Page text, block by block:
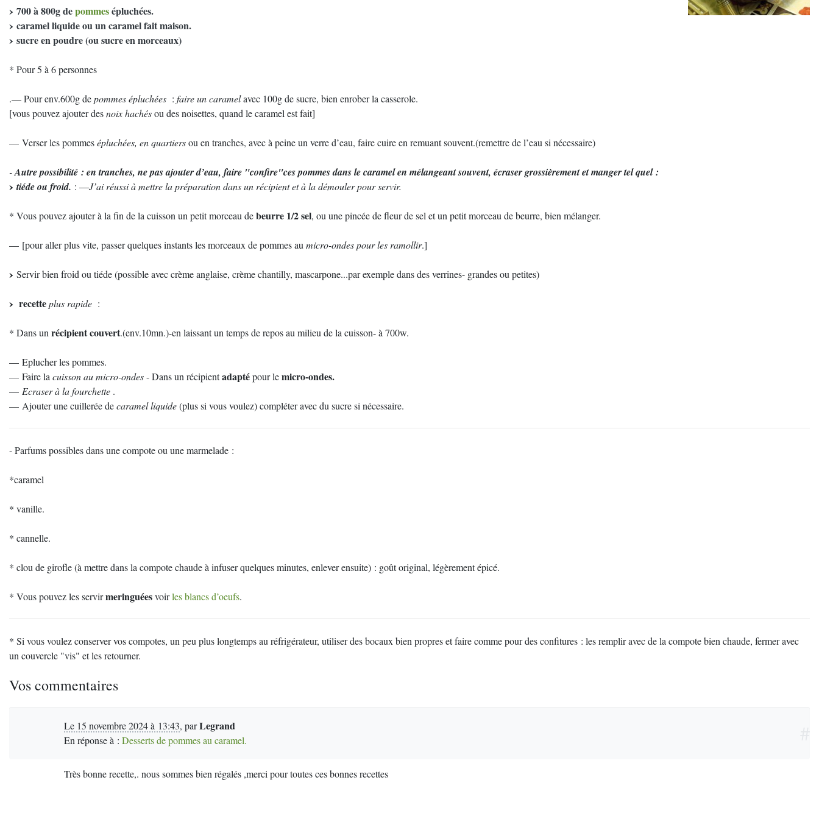
700 à 800g depommesépluchées.
caramel liquide ou un caramel fait maison.
sucre en poudre (ou sucre en morceaux)
* Pour 5 à 6 personnes
.— Pour env.600g depommes épluchées : faire un caramelavec 100g de sucre, bien enrober la casserole.
[vous pouvez ajouter desnoix hachésou des noisettes, quand le caramel est fait]
— Verser les pommesépluchées, en quartiersou en tranches, avec à peine un verre d’eau, faire cuire en remuant souvent.(remettre de l’eau si nécessaire)
-Autre possibilité : en tranches, ne pas ajouter d’eau, faire "confire"ces pommes dans le caramel en mélangeant souvent, écraser grossièrement et manger tel quel :
tiéde ou froid. : —J’ai réussi à mettre la préparation dans un récipient et à la démouler pour servir.
* Vous pouvez ajouter à la fin de la cuisson un petit morceau debeurre 1/2sel, ou une pincée de fleur de sel et un petit morceau de beurre, bien mélanger.
— [pour aller plus vite, passer quelques instants les morceaux de pommes au micro-ondes pour les ramollir.]
Servir bien froid ou tiéde (possible avec crème anglaise, crème chantilly, mascarpone...par exemple dans des verrines- grandes ou petites)
recetteplus rapide :
* Dans un récipient couvert.(env.10mn.)-en laissant un temps de repos au milieu de la cuisson- à 700w.
— Eplucher les pommes.
— Faire la cuisson au micro-ondes- Dans un récipientadaptépour lemicro-ondes.
— Ecraser à la fourchette .
— Ajouter une cuillerée decaramel liquide(plus si vous voulez) compléter avec du sucre si nécessaire.
- Parfums possibles dans une compote ou une marmelade :
*caramel
* vanille.
* cannelle.
* clou de girofle (à mettre dans la compote chaude à infuser quelques minutes, enlever ensuite) : goût original, légèrement épicé.
* Vous pouvez les servirmeringuéesvoirles blancs d’oeufs.
* Si vous voulez conserver vos compotes, un peu plus longtemps au réfrigérateur, utiliser des bocaux bien propres et faire comme pour des confitures : les remplir avec de la compote bien chaude, fermer avec
un couvercle "vis" et les retourner.
Vos commentaires
Le 15 novembre 2024 à 13:43, parLegrand
En réponse à : Desserts de pommes au caramel.
Très bonne recette,. nous sommes bien régalés ,merci pour toutes ces bonnes recettes